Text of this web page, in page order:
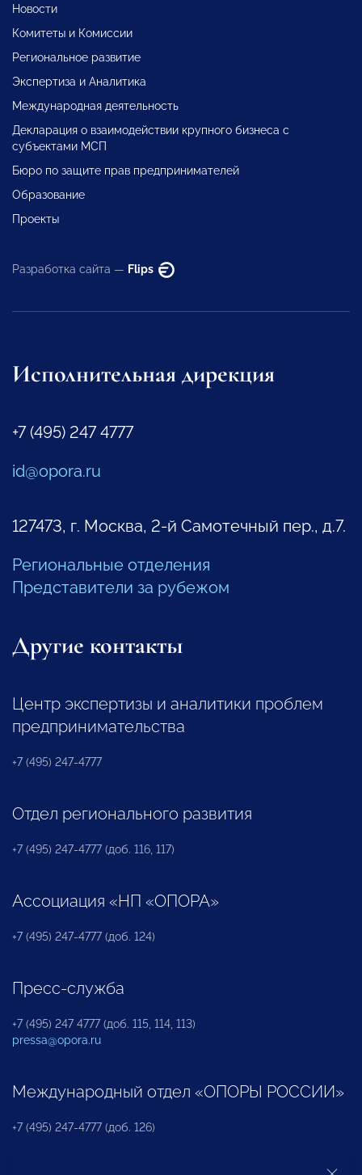
Новости
Комитеты и Комиссии
Региональное развитие
Экспертиза и Аналитика
Международная деятельность
Декларация о взаимодействии крупного бизнеса с
субъектами МСП
Бюро по защите прав предпринимателей
Образование
Проекты
Разработка сайта — Flips
Исполнительная дирекция
+7 (495) 247 4777
id@opora.ru
127473, г. Москва, 2-й Самотечный пер., д.7.
Региональные отделения
Представители за рубежом
Другие контакты
Центр экспертизы и аналитики проблем
предпринимательства
+7 (495) 247-4777
Отдел регионального развития
+7 (495) 247-4777 (доб. 116, 117)
Ассоциация «НП «ОПОРА»
+7 (495) 247-4777 (доб. 124)
Пресс-служба
+7 (495) 247 4777 (доб. 115, 114, 113)
pressa@opora.ru
Международный отдел «ОПОРЫ РОССИИ»
+7 (495) 247-4777 (доб. 126)